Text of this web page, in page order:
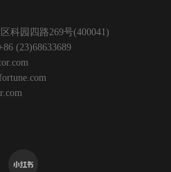
科园四路269号(400041)
(23)68633689